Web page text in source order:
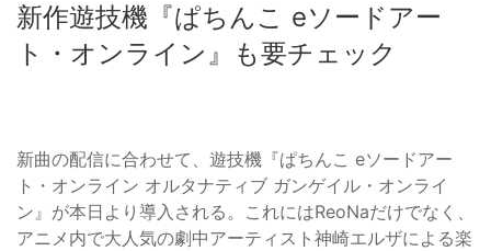
新作遊技機『ぱちんこ eソードアー
ト・オンライン』も要チェック
新曲の配信に合わせて、遊技機『ぱちんこ eソードアー
ト・オンライン オルタナティブ ガンゲイル・オンライ
ン』が本日より導入される。これにはReoNaだけでなく、
アニメ内で大人気の劇中アーティスト神崎エルザによる楽